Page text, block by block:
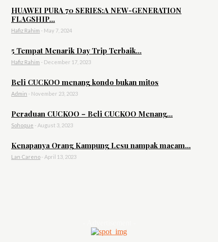
HUAWEI PURA 70 SERIES:A NEW-GENERATION
FLAGSHIP...
Hafiz Rahim - May 7, 2024
5 Tempat Menarik Day Trip Terbaik...
Hafiz Rahim - December 17, 2023
Beli CUCKOO menang kondo bukan mitos
Admin - November 23, 2023
Peraduan CUCKOO – Beli CUCKOO Menang...
Sohoque - August 3, 2023
Kenapanya Orang Kampung Lesu nampak macam...
Lan Careno - April 13, 2023